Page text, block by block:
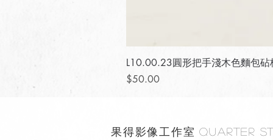
L10.00.23圓形把手淺木色麵包砧
價格
$50.00
果得影像工作室Quarter